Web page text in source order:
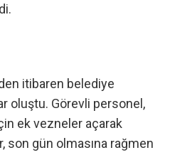
itibaren belediye
oluştu. Görevli personel,
ek vezneler açarak
son gün olmasına rağmen